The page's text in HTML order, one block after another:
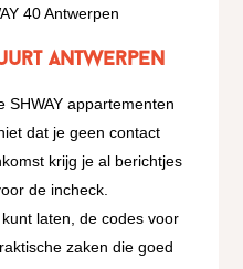
Antwerpen
SHWAY appartementen
dat je geen contact
krijg je al berichtjes
de incheck.
laten, de codes voor
zaken die goed